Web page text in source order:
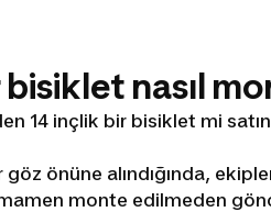
bisiklet nasıl
14 inçlik bir bisiklet mi satın
önüne alındığında,
monte edilmeden